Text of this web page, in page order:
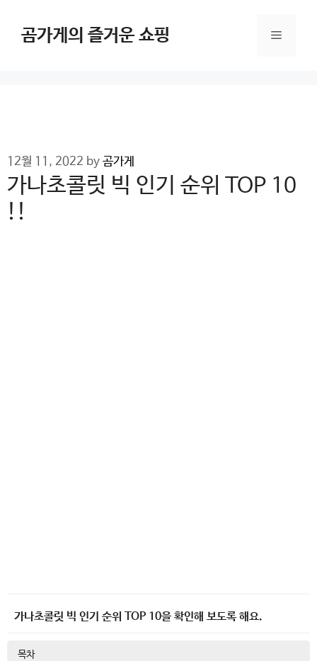
content곰가게의 즐거운 쇼핑 Menu
12월 11, 2022 by 곰가게
가나초콜릿 빅 인기 순위 TOP 10
!!
가나초콜릿 빅 인기 순위 TOP 10을 확인해 보도록 해요.
목차